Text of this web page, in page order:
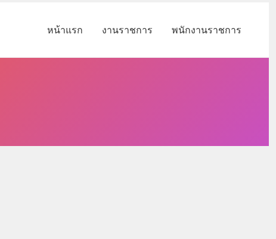
หน้าแรก งานราชการ พนักงานราชการ